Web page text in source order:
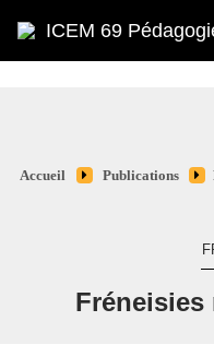
ICEM 69
Accueil Publications
Fréneisies